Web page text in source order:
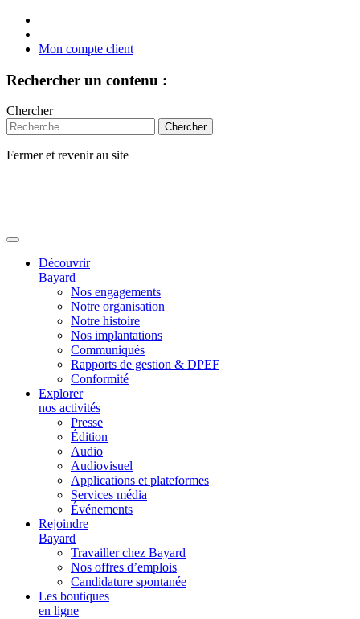
Mon compte client
Rechercher un contenu :
Chercher
Fermer et revenir au site
Découvrir
Bayard
Nos engagements
Notre organisation
Notre histoire
Nos implantations
Communiqués
Rapports de gestion & DPEF
Conformité
Explorer
nos activités
Presse
Édition
Audio
Audiovisuel
Applications et plateformes
Services média
Événements
Rejoindre
Bayard
Travailler chez Bayard
Nos offres d’emplois
Candidature spontanée
Les boutiques
en ligne